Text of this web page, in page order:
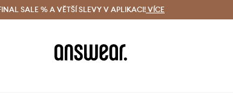
1800 Kč) Doručení i do 24 h
SALE % A VĚTŠÍ SLEVY V APLIKACI! VÍCE